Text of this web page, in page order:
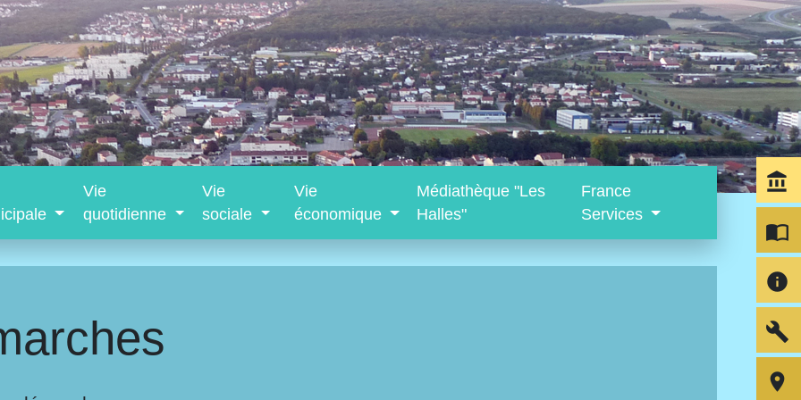
Vie
quotidienne
Vie
sociale
Vie
économique
Médiathèque "Les
Halles"
France
Services
account_balance
import_contacts
info
build
room